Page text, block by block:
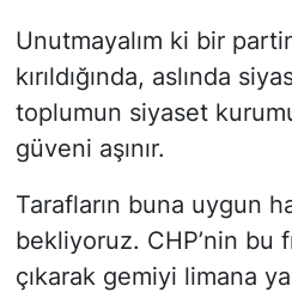
Unutmayalım ki bir
kırıldığında, aslında
toplumun siyaset
güveni aşınır.
Tarafların buna uygun
bekliyoruz. CHP’nin bu
çıkarak gemiyi limana